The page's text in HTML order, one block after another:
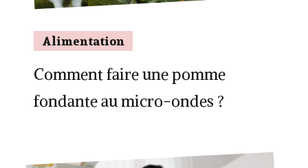
Alimentation
Comment faire une pomme
fondante au micro-ondes ?